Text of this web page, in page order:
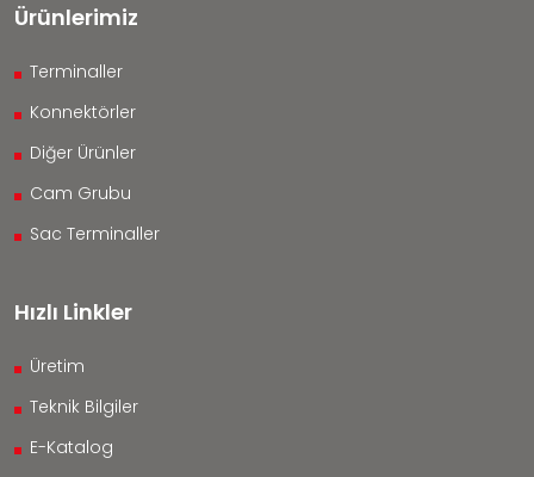
Ürünlerimiz
Terminaller
Konnektörler
Diğer Ürünler
Cam Grubu
Sac Terminaller
Hızlı Linkler
Üretim
Teknik Bilgiler
E-Katalog